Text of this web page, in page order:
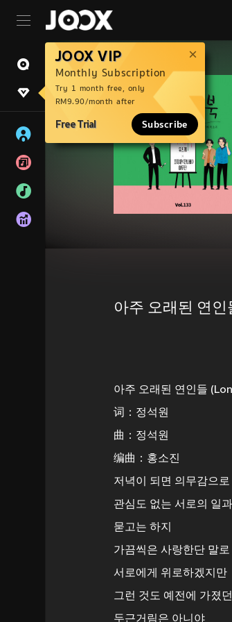
JOOX VIP
Monthly Subscription
Try 1 month free, only
RM9.90/month after
Free Trial Subscribe
아주 오래된 연
아주 오래된 연인들
词：정석원
曲：정석원
编曲：홍소진
저녁이 되면 의무감으
관심도 없는 서로의 일
묻고는 하지
가끔씩은 사랑한단 말로
서로에게 위로하겠지만
그런 것도 예전에 가졌던
두근거림은 아니야